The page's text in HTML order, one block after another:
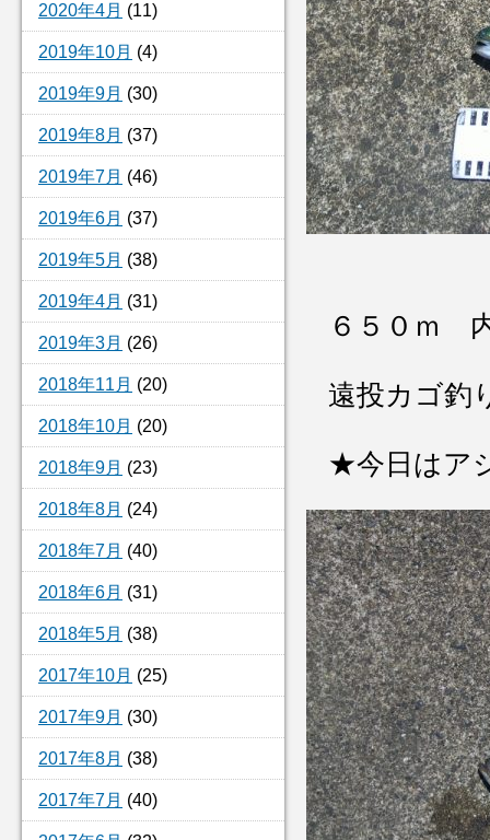
2020年4月 (11)
2019年10月 (4)
2019年9月 (30)
2019年8月 (37)
2019年7月 (46)
2019年6月 (37)
2019年5月 (38)
2019年4月 (31)
2019年3月 (26)
2018年11月 (20)
2018年10月 (20)
2018年9月 (23)
2018年8月 (24)
2018年7月 (40)
2018年6月 (31)
2018年5月 (38)
2017年10月 (25)
2017年9月 (30)
2017年8月 (38)
2017年7月 (40)
６５０ｍ
遠投カゴ釣
★今日はア